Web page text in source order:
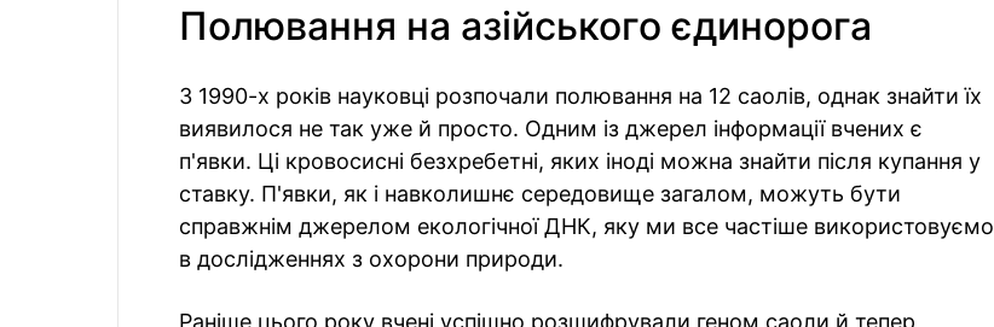
Полювання на азійського єдинорога
З 1990-х років науковці розпочали полювання на 12 саолів, однак знайти їх
виявилося не так уже й просто. Одним із джерел інформації вчених є
п'явки. Ці кровосисні безхребетні, яких іноді можна знайти після купання у
ставку. П'явки, як і навколишнє середовище загалом, можуть бути
справжнім джерелом екологічної ДНК, яку ми все частіше використовуємо
в дослідженнях з охорони природи.
Раніше цього року вчені успішно розшифрували геном саоли й тепер